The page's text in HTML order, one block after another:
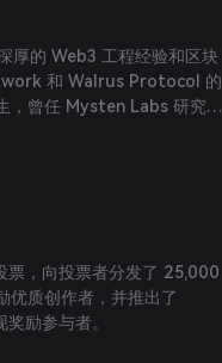
厚的 Web3 工程经验和区块
和 Walrus Protocol 的
，曾任 Mysten Labs 研究
，向投票者分发了 25,000
优质创作者，并推出了
励参与者。